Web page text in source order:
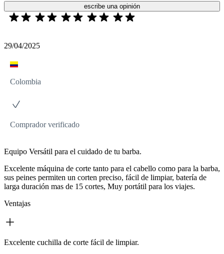
escribe una opinión
29/04/2025
Colombia
Comprador verificado
Equipo Versátil para el cuidado de tu barba.
Excelente máquina de corte tanto para el cabello como para la barba,
sus peines permiten un corten preciso, fácil de limpiar, batería de
larga duración mas de 15 cortes, Muy portátil para los viajes.
Ventajas
Excelente cuchilla de corte fácil de limpiar.